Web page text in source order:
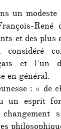
un
René
et des plus
considéré
et l’un
en général.
: « de
un esprit